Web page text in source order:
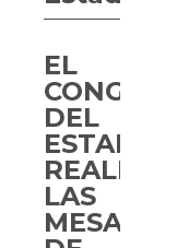
EL
DEL
ESTADO
REALIZA
LAS
MESAS